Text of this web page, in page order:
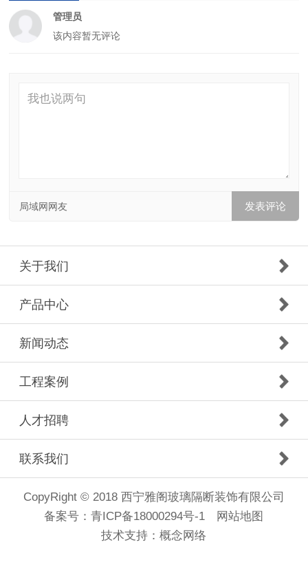
管理员
该内容暂无评论
局域网网友
关于我们
产品中心
新闻动态
工程案例
人才招聘
联系我们
CopyRight © 2018 西宁雅阁玻璃隔断装饰有限公司
备案号：青ICP备18000294号-1
网站地图
技术支持：概念网络